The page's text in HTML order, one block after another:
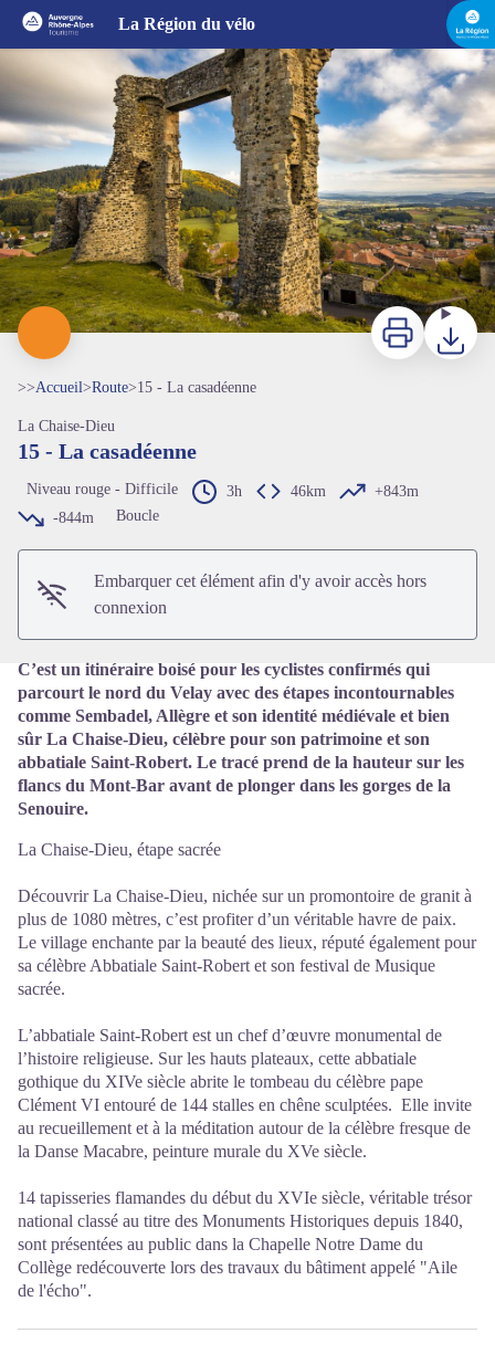
La Région du vélo
Imprimer
>>Accueil>Route>15 - La casadéenne
La Chaise-Dieu
15 - La casadéenne
Niveau rouge - Difficile 3h 46km
+843m
-844m
Boucle
Embarquer cet élément afin d'y avoir accès hors
connexion
C’est un itinéraire boisé pour les cyclistes confirmés qui
parcourt le nord du Velay avec des étapes incontournables
comme Sembadel, Allègre et son identité médiévale et bien
sûr La Chaise-Dieu, célèbre pour son patrimoine et son
abbatiale Saint-Robert. Le tracé prend de la hauteur sur les
flancs du Mont-Bar avant de plonger dans les gorges de la
Senouire.
La Chaise-Dieu, étape sacrée
Découvrir La Chaise-Dieu, nichée sur un promontoire de granit à
plus de 1080 mètres, c’est profiter d’un véritable havre de paix.
Le village enchante par la beauté des lieux, réputé également pour
sa célèbre Abbatiale Saint-Robert et son festival de Musique
sacrée.
L’abbatiale Saint-Robert est un chef d’œuvre monumental de
l’histoire religieuse. Sur les hauts plateaux, cette abbatiale
gothique du XIVe siècle abrite le tombeau du célèbre pape
Clément VI entouré de 144 stalles en chêne sculptées. Elle invite
au recueillement et à la méditation autour de la célèbre fresque de
la Danse Macabre, peinture murale du XVe siècle.
14 tapisseries flamandes du début du XVIe siècle, véritable trésor
national classé au titre des Monuments Historiques depuis 1840,
sont présentées au public dans la Chapelle Notre Dame du
Collège redécouverte lors des travaux du bâtiment appelé "Aile
de l'écho".